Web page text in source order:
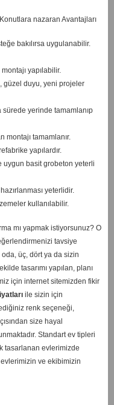
nazaran Avantajları
bakılırsa uygulanabilir.
yapılabilir.
güzel duyu, yeni projeler
sürede yerinde tamamlanıp
montajı tamamlanır.
yapılardır.
uygun basit grobeton yeterli
yeterlidir.
kullanılabilir.
mı yapmak istiyorsunuz? O
tavsiye
oda, üç, dört ya da sizin
tasarımı yapılan, planı
için internet sitemizden fikir
ile sizin için
renk seçeneği,
size hayal
Standart ev tipleri
tasarlanan evlerimizde
ve ekibimizin